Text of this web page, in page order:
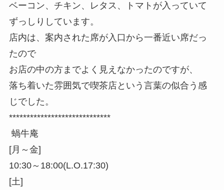
ベーコン、チキン、レタス、
トマトが入っていて
ずっしりしています。
店内は、案内された席が入口から一番近い席だっ
たので
お店の中の方までよく見えなかったのですが、
落ち着いた雰囲気で喫茶店という言葉の似合う感
じでした。
*****************************
蝸牛庵
[月～金]
10:30～18:00(L.O.17:30)
[土]